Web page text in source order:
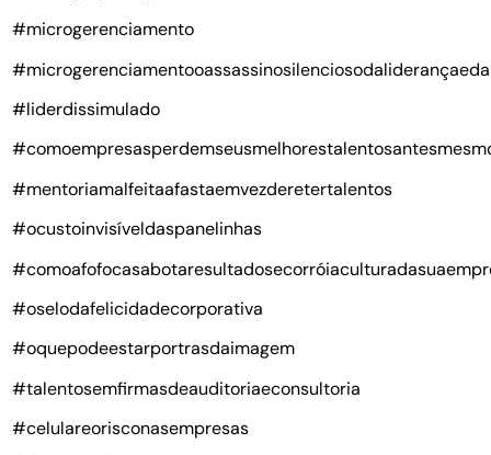
#microgerenciamento
#liderdissimulado
#mentoriamalfeitaafastaemvezderetertalentos
#ocustoinvisíveldaspanelinhas
#oselodafelicidadecorporativa
#oquepodeestarportrasdaimagem
#talentosemfirmasdeauditoriaeconsultoria
#celulareorisconasempresas